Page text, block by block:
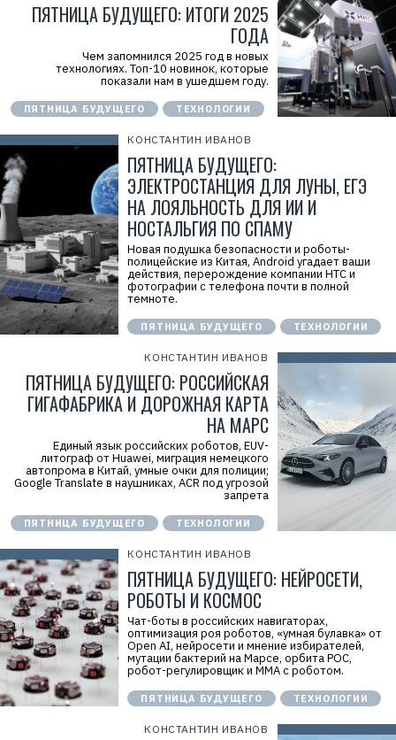
ПЯТНИЦА БУДУЩЕГО: ИТОГИ 2025
ГОДА
Чем запомнился 2025 год в новых
технологиях. Топ-10 новинок, которые
показали нам в ушедшем году.
ПЯТНИЦА БУДУЩЕГО ТЕХНОЛОГИИ
КОНСТАНТИН ИВАНОВ
ПЯТНИЦА БУДУЩЕГО:
ЭЛЕКТРОСТАНЦИЯ ДЛЯ ЛУНЫ, ЕГЭ
НА ЛОЯЛЬНОСТЬ ДЛЯ ИИ И
НОСТАЛЬГИЯ ПО СПАМУ
Новая подушка безопасности и роботы-
полицейские из Китая, Android угадает ваши
действия, перерождение компании HTC и
фотографии с телефона почти в полной
темноте.
ПЯТНИЦА БУДУЩЕГО ТЕХНОЛОГИИ
КОНСТАНТИН ИВАНОВ
ПЯТНИЦА БУДУЩЕГО: РОССИЙСКАЯ
ГИГАФАБРИКА И ДОРОЖНАЯ КАРТА
НА МАРС
Единый язык российских роботов, EUV-
литограф от Huawei, миграция немецкого
автопрома в Китай, умные очки для полиции;
Google Translate в наушниках, ACR под угрозой
запрета
ПЯТНИЦА БУДУЩЕГО ТЕХНОЛОГИИ
КОНСТАНТИН ИВАНОВ
ПЯТНИЦА БУДУЩЕГО: НЕЙРОСЕТИ,
РОБОТЫ И КОСМОС
Чат-боты в российских навигаторах,
оптимизация роя роботов, «умная булавка» от
Open AI, нейросети и мнение избирателей,
мутации бактерий на Марсе, орбита РОС,
робот-регулировщик и ММА с роботом.
ПЯТНИЦА БУДУЩЕГО ТЕХНОЛОГИИ
КОНСТАНТИН ИВАНОВ